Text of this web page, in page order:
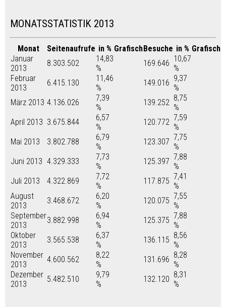
MONATSSTATISTIK 2013
Monat Seitenaufrufe in % GrafischBesuche in % Grafisch
Januar
2013
8.303.502
14,83
%
169.646 10,67
%
Februar
2013
6.415.130
11,46
%
149.016 9,37
%
März 2013 4.136.026
7,39
%
139.252 8,75
%
April 2013 3.675.844
6,57
%
120.772 7,59
%
Mai 2013
3.802.788
6,79
%
123.307 7,75
%
Juni 2013 4.329.333
7,73
%
125.397 7,88
%
Juli 2013
4.322.869
7,72
%
117.875 7,41
%
August
2013
3.468.672
6,20
%
120.075 7,55
%
September
2013
3.882.998
6,94
%
125.375 7,88
%
Oktober
2013
3.565.538
6,37
%
136.115 8,56
%
November
2013
4.600.562
8,22
%
131.696 8,28
%
Dezember
2013
5.482.510
9,79
%
132.120 8,31
%